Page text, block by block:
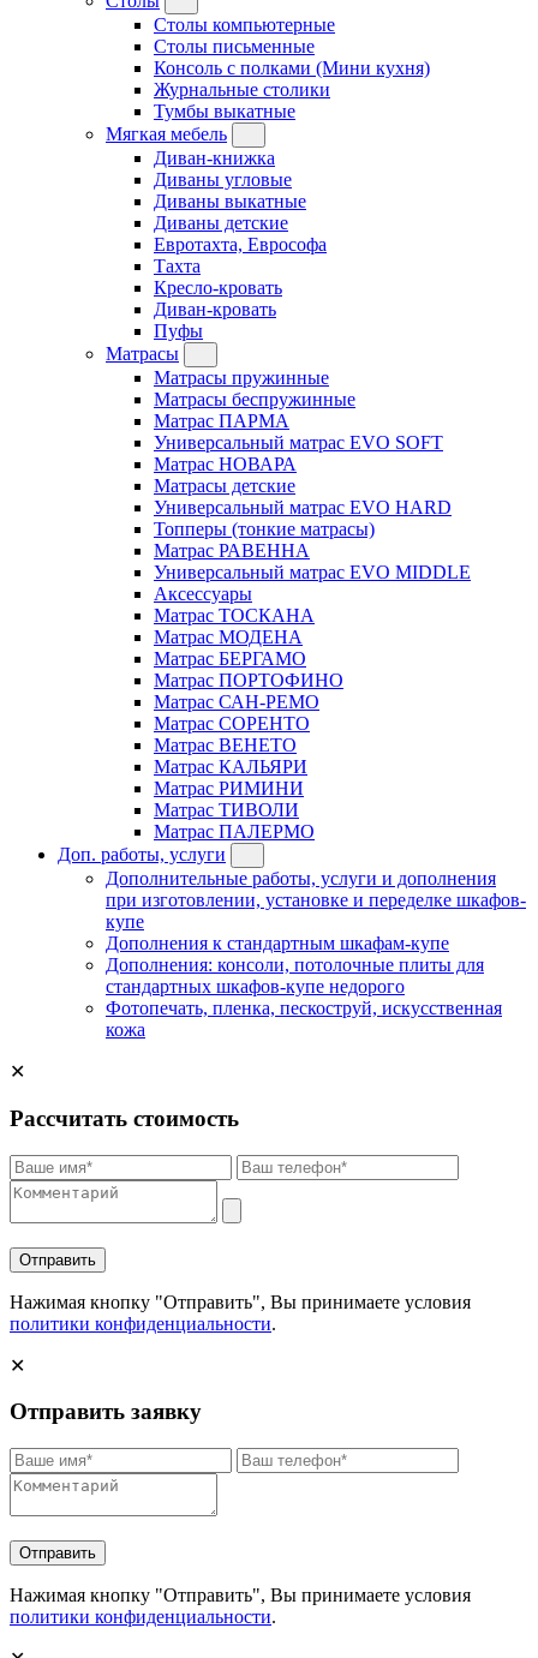
Столы компьютерные
Столы письменные
Консоль с полками (Мини кухня)
Журнальные столики
Тумбы выкатные
Мягкая мебель
Диван-книжка
Диваны угловые
Диваны выкатные
Диваны детские
Евротахта, Еврософа
Тахта
Кресло-кровать
Диван-кровать
Пуфы
Матрасы
Матрасы пружинные
Матрасы беспружинные
Матрас ПАРМА
Универсальный матрас EVO SOFT
Матрас НОВАРА
Матрасы детские
Универсальный матрас EVO HARD
Топперы (тонкие матрасы)
Матрас РАВЕННА
Универсальный матрас EVO MIDDLE
Аксессуары
Матрас ТОСКАНА
Матрас МОДЕНА
Матрас БЕРГАМО
Матрас ПОРТОФИНО
Матрас САН-РЕМО
Матрас СОРЕНТО
Матрас ВЕНЕТО
Матрас КАЛЬЯРИ
Матрас РИМИНИ
Матрас ТИВОЛИ
Матрас ПАЛЕРМО
Доп. работы, услуги
Дополнительные работы, услуги и дополнения
при изготовлении, установке и переделке шкафов-
купе
Дополнения к стандартным шкафам-купе
Дополнения: консоли, потолочные плиты для
стандартных шкафов-купе недорого
Фотопечать, пленка, пескоструй, искусственная
кожа
✕
Рассчитать стоимость
Отправить
Нажимая кнопку "Отправить", Вы принимаете условия
политики конфиденциальности.
✕
Отправить заявку
Отправить
Нажимая кнопку "Отправить", Вы принимаете условия
политики конфиденциальности.